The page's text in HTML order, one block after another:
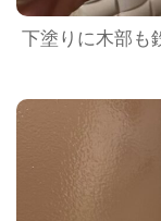
下塗りに木部も